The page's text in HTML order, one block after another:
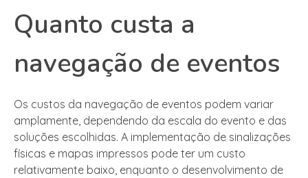
Quanto custa a
navegação de eventos
Os custos da navegação de eventos podem variar
amplamente, dependendo da escala do evento e das
soluções escolhidas. A implementação de sinalizações
físicas e mapas impressos pode ter um custo
relativamente baixo, enquanto o desenvolvimento de